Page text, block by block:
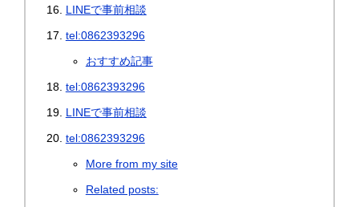
LINEで事前相談
tel:0862393296
おすすめ記事
tel:0862393296
LINEで事前相談
tel:0862393296
More from my site
Related posts: